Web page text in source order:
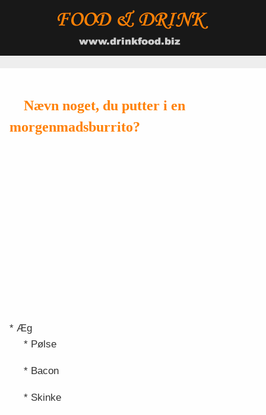
Nævn noget, du putter i en
morgenmadsburrito?
* Æg
* Pølse
* Bacon
* Skinke